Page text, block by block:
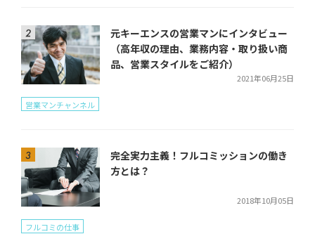
元キーエンスの営業マンにインタビュー
（高年収の理由、業務内容・取り扱い商
品、営業スタイルをご紹介）
2021年06月25日
営業マンチャンネル
完全実力主義！フルコミッションの働き
方とは？
2018年10月05日
フルコミの仕事